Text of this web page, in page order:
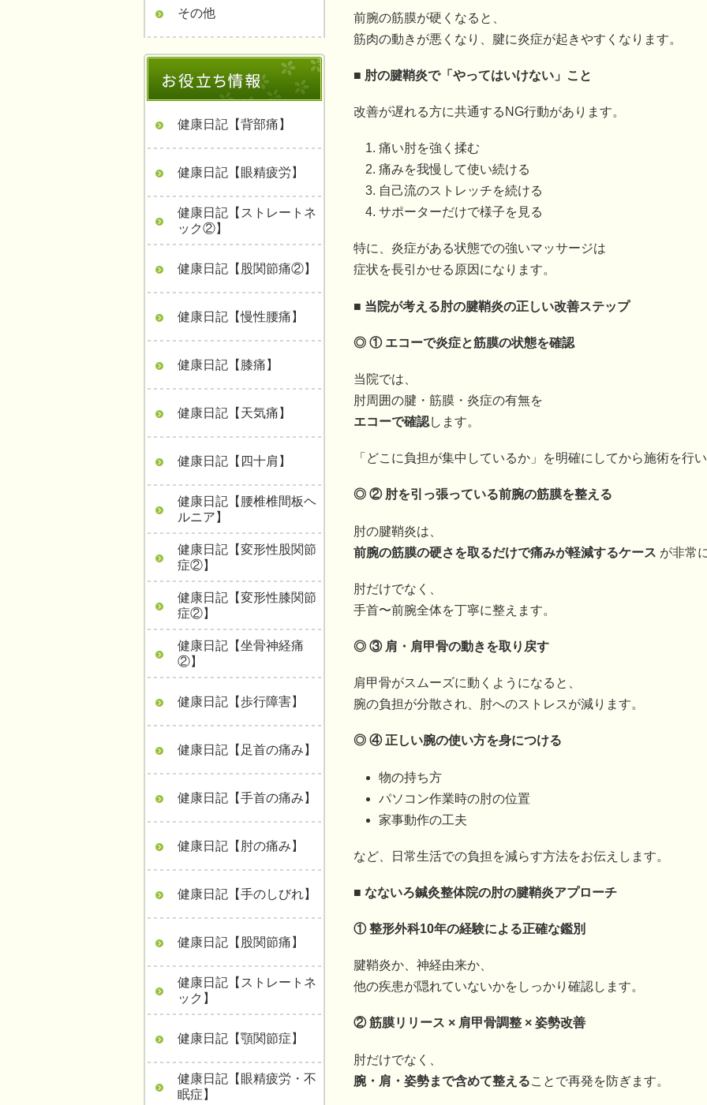
その他
健康日記【背部痛】
健康日記【眼精疲労】
健康日記【ストレートネ
ック②】
健康日記【股関節痛②】
健康日記【慢性腰痛】
健康日記【膝痛】
健康日記【天気痛】
健康日記【四十肩】
健康日記【腰椎椎間板ヘ
ルニア】
健康日記【変形性股関節
症②】
健康日記【変形性膝関節
症②】
健康日記【坐骨神経痛
②】
健康日記【歩行障害】
健康日記【足首の痛み】
健康日記【手首の痛み】
健康日記【肘の痛み】
健康日記【手のしびれ】
健康日記【股関節痛】
健康日記【ストレートネ
ック】
健康日記【顎関節症】
健康日記【眼精疲労・不
眠症】
前腕の筋膜が硬くなると、
筋肉の動きが悪くなり、腱に炎症が起きやすくなります。
■ 肘の腱鞘炎で「やってはいけない」こと
改善が遅れる方に共通するNG行動があります。
痛い肘を強く揉む
痛みを我慢して使い続ける
自己流のストレッチを続ける
サポーターだけで様子を見る
特に、炎症がある状態での強いマッサージは
症状を長引かせる原因になります。
■ 当院が考える肘の腱鞘炎の正しい改善ステップ
◎ ① エコーで炎症と筋膜の状態を確認
当院では、
肘周囲の腱・筋膜・炎症の有無を
エコーで確認します。
「どこに負担が集中しているか」を明確にしてから施術を行
◎ ② 肘を引っ張っている前腕の筋膜を整える
肘の腱鞘炎は、
前腕の筋膜の硬さを取るだけで痛みが軽減するケース が非常
肘だけでなく、
手首〜前腕全体を丁寧に整えます。
◎ ③ 肩・肩甲骨の動きを取り戻す
肩甲骨がスムーズに動くようになると、
腕の負担が分散され、肘へのストレスが減ります。
◎ ④ 正しい腕の使い方を身につける
物の持ち方
パソコン作業時の肘の位置
家事動作の工夫
など、日常生活での負担を減らす方法をお伝えします。
■ なないろ鍼灸整体院の肘の腱鞘炎アプローチ
①整形外科10年の経験による正確な鑑別
腱鞘炎か、神経由来か、
他の疾患が隠れていないかをしっかり確認します。
②筋膜リリース × 肩甲骨調整 × 姿勢改善
肘だけでなく、
腕・肩・姿勢まで含めて整えることで再発を防ぎます。